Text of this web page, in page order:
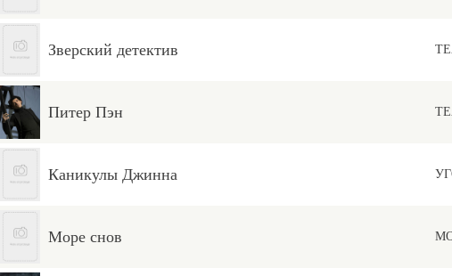
Зверский детектив
Питер Пэн
Каникулы Джинна
Море снов